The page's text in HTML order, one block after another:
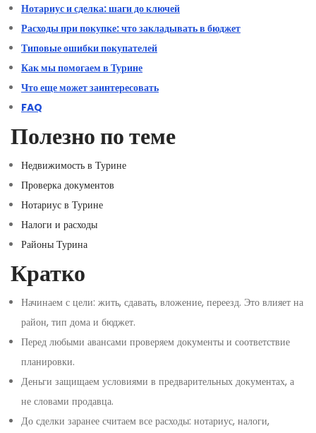
Нотариус и сделка: шаги до ключей
Расходы при покупке: что закладывать в бюджет
Типовые ошибки покупателей
Как мы помогаем в Турине
Что еще может заинтересовать
FAQ
Полезно по теме
Недвижимость в Турине
Проверка документов
Нотариус в Турине
Налоги и расходы
Районы Турина
Кратко
Начинаем с цели: жить, сдавать, вложение, переезд. Это влияет на
район, тип дома и бюджет.
Перед любыми авансами проверяем документы и соответствие
планировки.
Деньги защищаем условиями в предварительных документах, а
не словами продавца.
До сделки заранее считаем все расходы: нотариус, налоги,